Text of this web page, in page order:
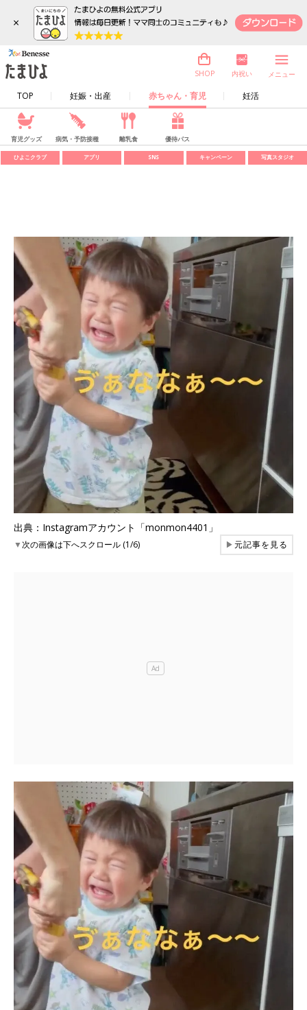
×
TOP 妊娠・出産 赤ちゃん・育児 妊活
SHOP 内祝い メニュー
育児グッズ 病気・予防接種 離乳食 優待パス
ひよこクラブ アプリ SNS キャンペーン 写真スタジオ
出典：Instagramアカウント「monmon4401」
▼次の画像は下へスクロール (1/6) ▶元記事を見る